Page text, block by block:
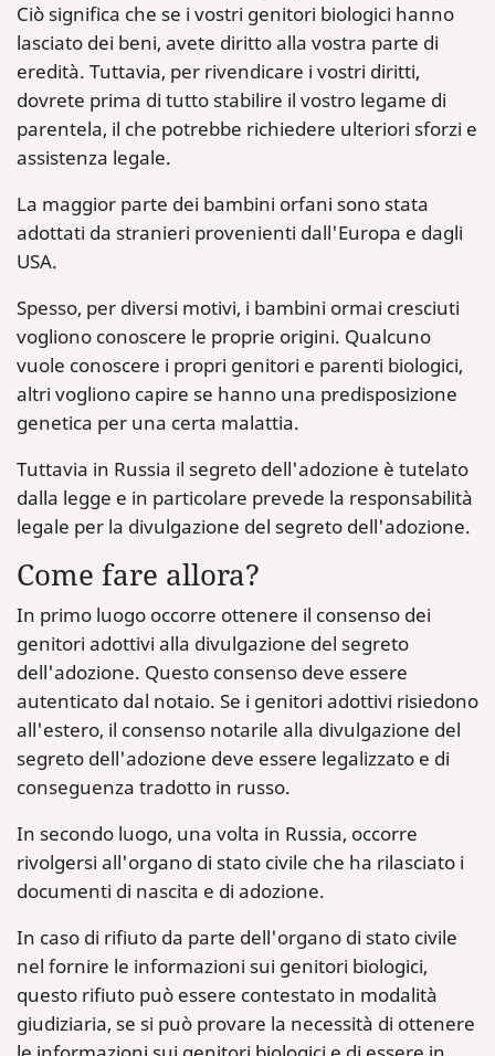
Ciò significa che se i vostri genitori biologici hanno
lasciato dei beni, avete diritto alla vostra parte di
eredità. Tuttavia, per rivendicare i vostri diritti,
dovrete prima di tutto stabilire il vostro legame di
parentela, il che potrebbe richiedere ulteriori sforzi e
assistenza legale.
La maggior parte dei bambini orfani sono stata
adottati da stranieri provenienti dall'Europa e dagli
USA.
Spesso, per diversi motivi, i bambini ormai cresciuti
vogliono conoscere le proprie origini. Qualcuno
vuole conoscere i propri genitori e parenti biologici,
altri vogliono capire se hanno una predisposizione
genetica per una certa malattia.
Tuttavia in Russia il segreto dell'adozione è tutelato
dalla legge e in particolare prevede la responsabilità
legale per la divulgazione del segreto dell'adozione.
Come fare allora?
In primo luogo occorre ottenere il consenso dei
genitori adottivi alla divulgazione del segreto
dell'adozione. Questo consenso deve essere
autenticato dal notaio. Se i genitori adottivi risiedono
all'estero, il consenso notarile alla divulgazione del
segreto dell'adozione deve essere legalizzato e di
conseguenza tradotto in russo.
In secondo luogo, una volta in Russia, occorre
rivolgersi all'organo di stato civile che ha rilasciato i
documenti di nascita e di adozione.
In caso di rifiuto da parte dell'organo di stato civile
nel fornire le informazioni sui genitori biologici,
questo rifiuto può essere contestato in modalità
giudiziaria, se si può provare la necessità di ottenere